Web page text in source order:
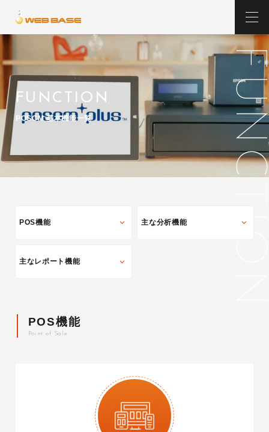
F
U
N
C
I
FUNCTION
POSCM 基本機能一覧
POS機能 主な分析機能
主なレポート機能
POS機能
Po i n t o f Sa e